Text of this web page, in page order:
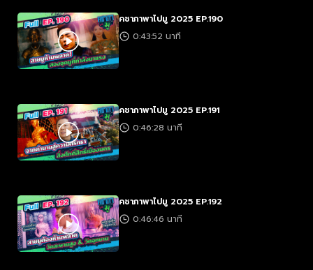
คชาภาพาไปมู 2025 EP.190
0:43:52 นาที
คชาภาพาไปมู 2025 EP.191
0:46:28 นาที
คชาภาพาไปมู 2025 EP.192
0:46:46 นาที